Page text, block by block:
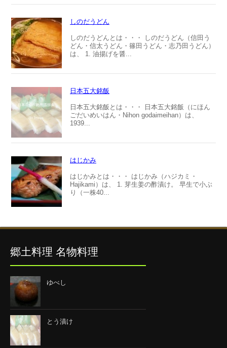
しのだうどん
しのだうどんとは・・・ しのだうどん（信田う
どん・信太うどん・篠田うどん・志乃田うどん）
は、 1. 油揚げを醤...
日本五大銘飯
日本五大銘飯とは・・・ 日本五大銘飯（にほん
ごだいめいはん・Nihon godaimeihan）は、
1939...
はじかみ
はじかみとは・・・ はじかみ（ハジカミ・
Hajikami）は、 1. 芽生姜の酢漬け。 早生で小ぶ
り（一株40...
郷土料理 名物料理
ゆべし
とう漬け